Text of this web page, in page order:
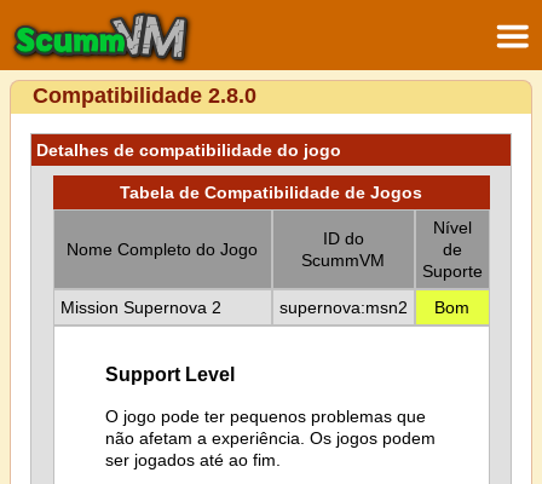
Compatibilidade 2.8.0
Detalhes de compatibilidade do jogo
Tabela de Compatibilidade de Jogos
Nome Completo do Jogo
ID do
ScummVM
Nível
de
Suporte
Mission Supernova 2
supernova:msn2 Bom
Support Level
O jogo pode ter pequenos problemas que
não afetam a experiência. Os jogos podem
ser jogados até ao fim.